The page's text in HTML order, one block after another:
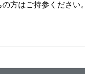
方はご持参ください。